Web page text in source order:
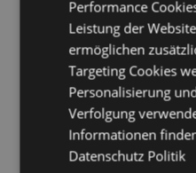
Produktattribute
Information
Anhänger
288
0.068000
Keine
Ja
Performance
Leistung der
ermöglichen
Targeting Cookies
Personalisierung
Verfolgung
Informationen
Datenschutz Politik